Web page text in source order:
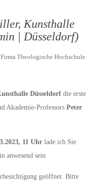
Kunsthalle
| Düsseldorf)
Firma Theologische Hochschule
Düsseldorf die erste
Akademie-Professors Peter
11 Uhr lade ich Sie
anwesend sein
geöffnet. Bitte